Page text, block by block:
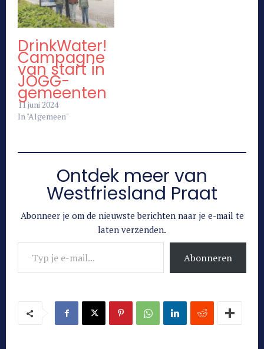
DrinkWater!
Campagne
van start in
JOGG-
gemeenten
11 juni 2024
In "Algemeen"
Ontdek meer van
Westfriesland Praat
Abonneer je om de nieuwste berichten naar je e-mail te
laten verzenden.
Typ je e-mail...
Abonneren